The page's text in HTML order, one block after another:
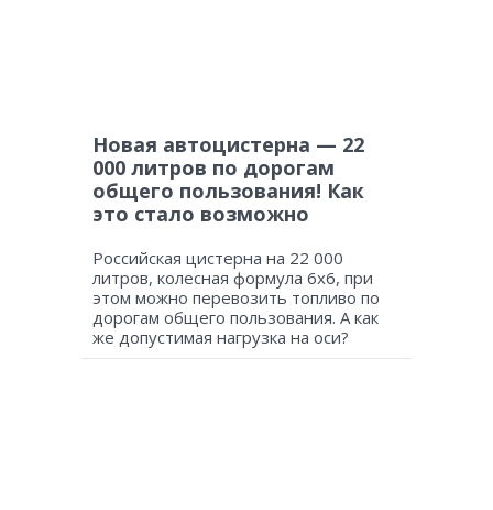
Новая автоцистерна — 22
000 литров по дорогам
общего пользования! Как
это стало возможно
Российская цистерна на 22 000
литров, колесная формула 6х6, при
этом можно перевозить топливо по
дорогам общего пользования. А как
же допустимая нагрузка на оси?